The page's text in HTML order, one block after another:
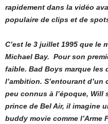
rapidement dans la vidéo
populaire de clips et de
C’est le 3 juillet 1995 que le
Michael Bay. Pour son
faible. Bad Boys marque les
l’ambition. S’entourant
peu connus à l’époque, Will
prince de Bel Air, il imagine
buddy movie comme l’Arme